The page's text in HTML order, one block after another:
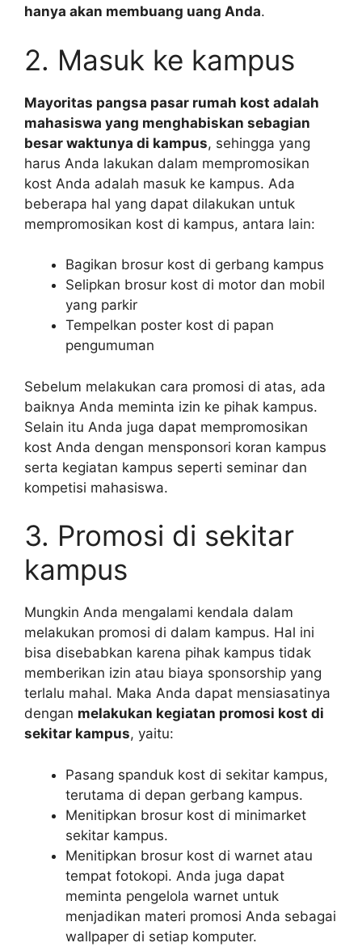
hanya akan membuang uang Anda.
2. Masuk ke kampus
Mayoritas pangsa pasar rumah kost adalah
mahasiswa yang menghabiskan sebagian
besar waktunya di kampus, sehingga yang
harus Anda lakukan dalam mempromosikan
kost Anda adalah masuk ke kampus. Ada
beberapa hal yang dapat dilakukan untuk
mempromosikan kost di kampus, antara lain:
Bagikan brosur kost di gerbang kampus
Selipkan brosur kost di motor dan mobil
yang parkir
Tempelkan poster kost di papan
pengumuman
Sebelum melakukan cara promosi di atas, ada
baiknya Anda meminta izin ke pihak kampus.
Selain itu Anda juga dapat mempromosikan
kost Anda dengan mensponsori koran kampus
serta kegiatan kampus seperti seminar dan
kompetisi mahasiswa.
3. Promosi di sekitar
kampus
Mungkin Anda mengalami kendala dalam
melakukan promosi di dalam kampus. Hal ini
bisa disebabkan karena pihak kampus tidak
memberikan izin atau biaya sponsorship yang
terlalu mahal. Maka Anda dapat mensiasatinya
dengan melakukan kegiatan promosi kost di
sekitar kampus, yaitu:
Pasang spanduk kost di sekitar kampus,
terutama di depan gerbang kampus.
Menitipkan brosur kost di minimarket
sekitar kampus.
Menitipkan brosur kost di warnet atau
tempat fotokopi. Anda juga dapat
meminta pengelola warnet untuk
menjadikan materi promosi Anda sebagai
wallpaper di setiap komputer.